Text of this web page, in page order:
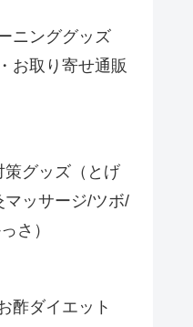
ニンググッズ
お取り寄せ通販
策グッズ（とげ
マッサージ/ツボ/
さ）
酢ダイエット